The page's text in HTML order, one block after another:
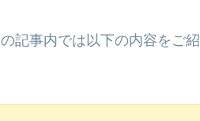
記事内では以下の内容をご紹